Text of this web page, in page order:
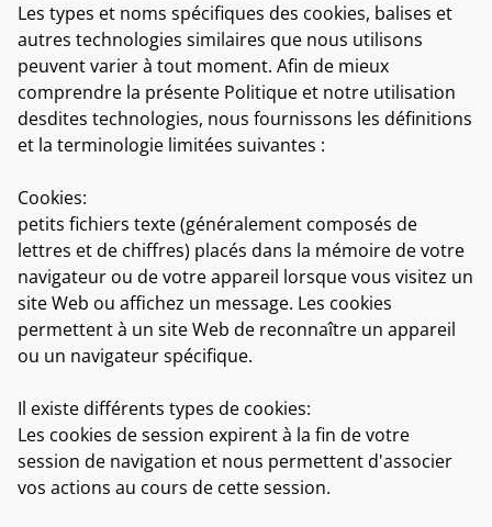
Les types et noms spécifiques des cookies, balises et
autres technologies similaires que nous utilisons
peuvent varier à tout moment. Afin de mieux
comprendre la présente Politique et notre utilisation
desdites technologies, nous fournissons les définitions
et la terminologie limitées suivantes :
Cookies:
petits fichiers texte (généralement composés de
lettres et de chiffres) placés dans la mémoire de votre
navigateur ou de votre appareil lorsque vous visitez un
site Web ou affichez un message. Les cookies
permettent à un site Web de reconnaître un appareil
ou un navigateur spécifique.
Il existe différents types de cookies:
Les cookies de session expirent à la fin de votre
session de navigation et nous permettent d'associer
vos actions au cours de cette session.